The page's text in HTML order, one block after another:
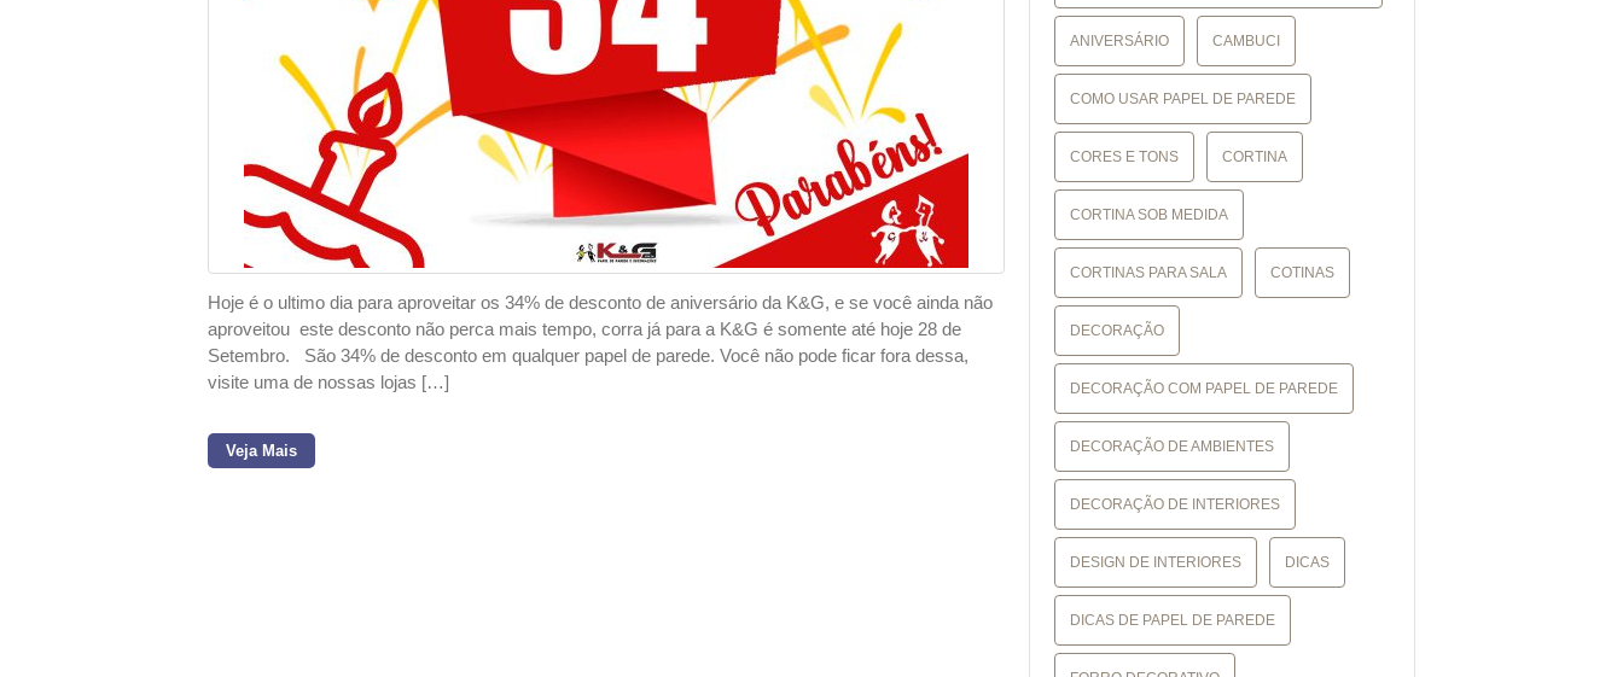
Hoje é o ultimo dia para aproveitar os 34% de desconto de aniversário da K&G, e se você ainda não
aproveitou este desconto não perca mais tempo, corra já para a K&G é somente até hoje 28 de
Setembro. São 34% de desconto em qualquer papel de parede. Você não pode ficar fora dessa,
visite uma de nossas lojas […]
Veja Mais
ANIVERSÁRIO CAMBUCI
COMO USAR PAPEL DE PAREDE
CORES E TONS CORTINA
CORTINA SOB MEDIDA
CORTINAS PARA SALA COTINAS
DECORAÇÃO
DECORAÇÃO COM PAPEL DE PAREDE
DECORAÇÃO DE AMBIENTES
DECORAÇÃO DE INTERIORES
DESIGN DE INTERIORES DICAS
DICAS DE PAPEL DE PAREDE